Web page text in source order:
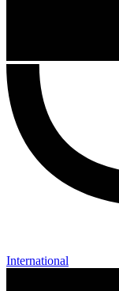
International